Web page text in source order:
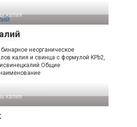
калия‎
неорганическое
калия и свинца с формулой KPb2,
Общие
калия‎